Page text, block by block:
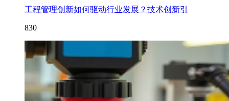
工程管理创新如何驱动行业发展？技术创新引
830